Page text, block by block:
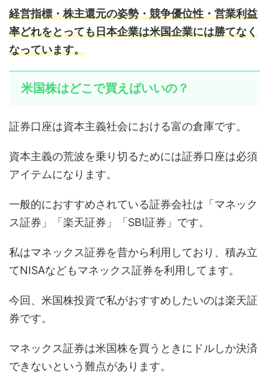
経営指標・株主還元の姿勢・競争優位性・営業利益
率どれをとっても日本企業は米国企業には勝てなく
なっています。
米国株はどこで買えばいいの？
証券口座は資本主義社会における富の倉庫です。
資本主義の荒波を乗り切るためには証券口座は必須
アイテムになります。
一般的におすすめされている証券会社は「マネック
ス証券」「楽天証券」「SBI証券」です。
私はマネックス証券を昔から利用しており、積み立
てNISAなどもマネックス証券を利用してます。
今回、米国株投資で私がおすすめしたいのは楽天証
券です。
マネックス証券は米国株を買うときにドルしか決済
できないという難点があります。